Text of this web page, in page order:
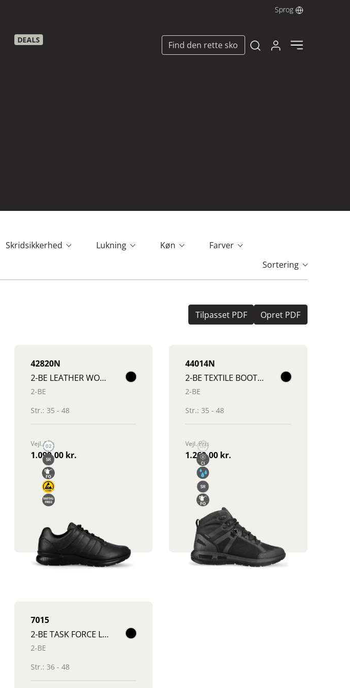
Sprog
DEALS
Find den rette sko
Log ind her
Sortering
Skridsikkerhed Lukning Køn
Farver
Tilpasset PDF Opret PDF
42820N
2-BE LEATHER WORK SHOE NON SAFETY
2-BE
Str.: 35 - 48
Vejl. Pris
1.099,00 kr.
44014N
2-BE TEXTILE BOOTEE NON SAFETY
2-BE
Str.: 35 - 48
Vejl. Pris
1.269,00 kr.
7015
2-BE TASK FORCE LIGHT BOOTS
2-BE
Str.: 36 - 48